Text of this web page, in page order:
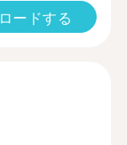
ードする